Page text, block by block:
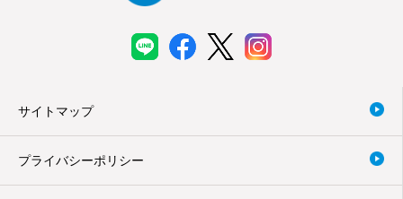
サイトマップ
プライバシーポリシー